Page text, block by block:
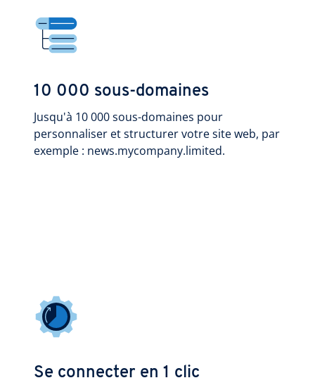
10 000 sous-domaines
Jusqu'à 10 000 sous-domaines pour
personnaliser et structurer votre site web, par
exemple : news.mycompany.limited.
Se connecter en 1 clic